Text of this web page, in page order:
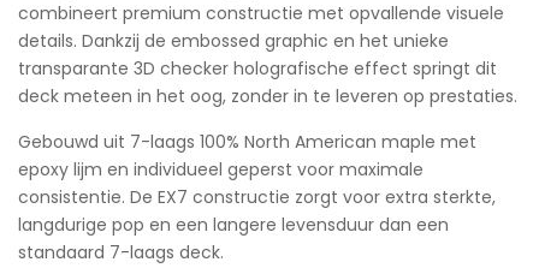
combineert premium constructie met opvallende visuele
details. Dankzij de embossed graphic en het unieke
transparante 3D checker holografische effect springt dit
deck meteen in het oog, zonder in te leveren op prestaties.
Gebouwd uit 7-laags 100% North American maple met
epoxy lijm en individueel geperst voor maximale
consistentie. De EX7 constructie zorgt voor extra sterkte,
langdurige pop en een langere levensduur dan een
standaard 7-laags deck.